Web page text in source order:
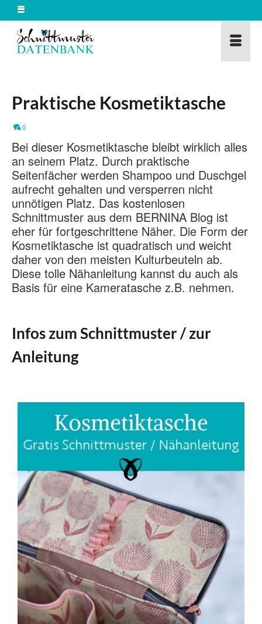
Praktische Kosmetiktasche
0
Bei dieser Kosmetiktasche bleibt wirklich alles
an seinem Platz. Durch praktische
Seitenfächer werden Shampoo und Duschgel
aufrecht gehalten und versperren nicht
unnötigen Platz. Das kostenlosen
Schnittmuster aus dem BERNINA Blog ist
eher für fortgeschrittene Näher. Die Form der
Kosmetiktasche ist quadratisch und weicht
daher von den meisten Kulturbeuteln ab.
Diese tolle Nähanleitung kannst du auch als
Basis für eine Kameratasche z.B. nehmen.
Infos zum Schnittmuster / zur
Anleitung